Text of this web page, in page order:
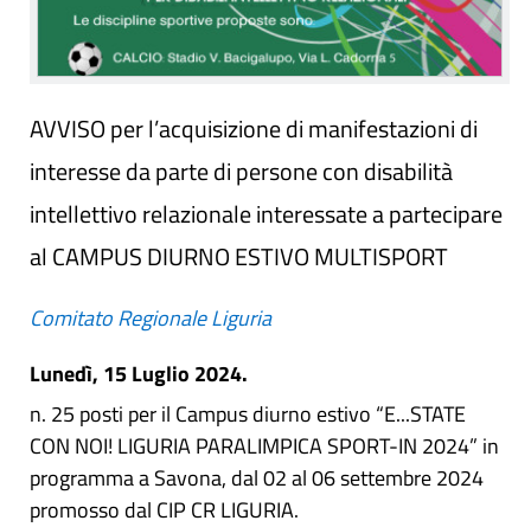
AVVISO per l’acquisizione di manifestazioni di
interesse da parte di persone con disabilità
intellettivo relazionale interessate a partecipare
al CAMPUS DIURNO ESTIVO MULTISPORT
Comitato Regionale Liguria
Lunedì, 15 Luglio 2024.
n. 25 posti per il Campus diurno estivo “E...STATE
CON NOI! LIGURIA PARALIMPICA SPORT-IN 2024” in
programma a Savona, dal 02 al 06 settembre 2024
promosso dal CIP CR LIGURIA.